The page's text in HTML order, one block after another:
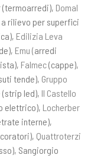
(termoarredi), Domal
rilievo per superfici
Edilizia Leva
Emu (arredi
Falmec(cappe),
tende), Gruppo
(strip led), Il Castello
elettrico), Locherber
interne),
Quattroterzi
Sangiorgio